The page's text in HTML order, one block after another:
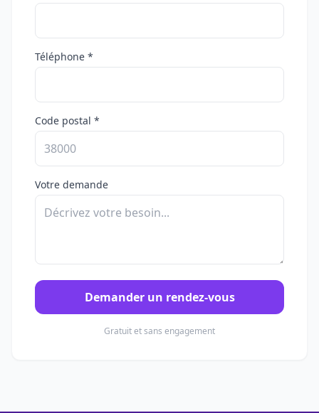
Téléphone *
Code postal *
Votre demande
Demander un rendez-vous
Gratuit et sans engagement